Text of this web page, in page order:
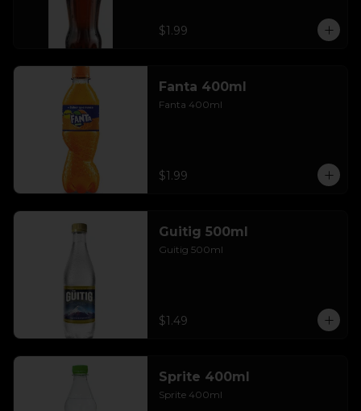
$1.99
Fanta 400ml
Fanta 400ml
$1.99
Guitig 500ml
Guitig 500ml
$1.49
Sprite 400ml
Sprite 400ml